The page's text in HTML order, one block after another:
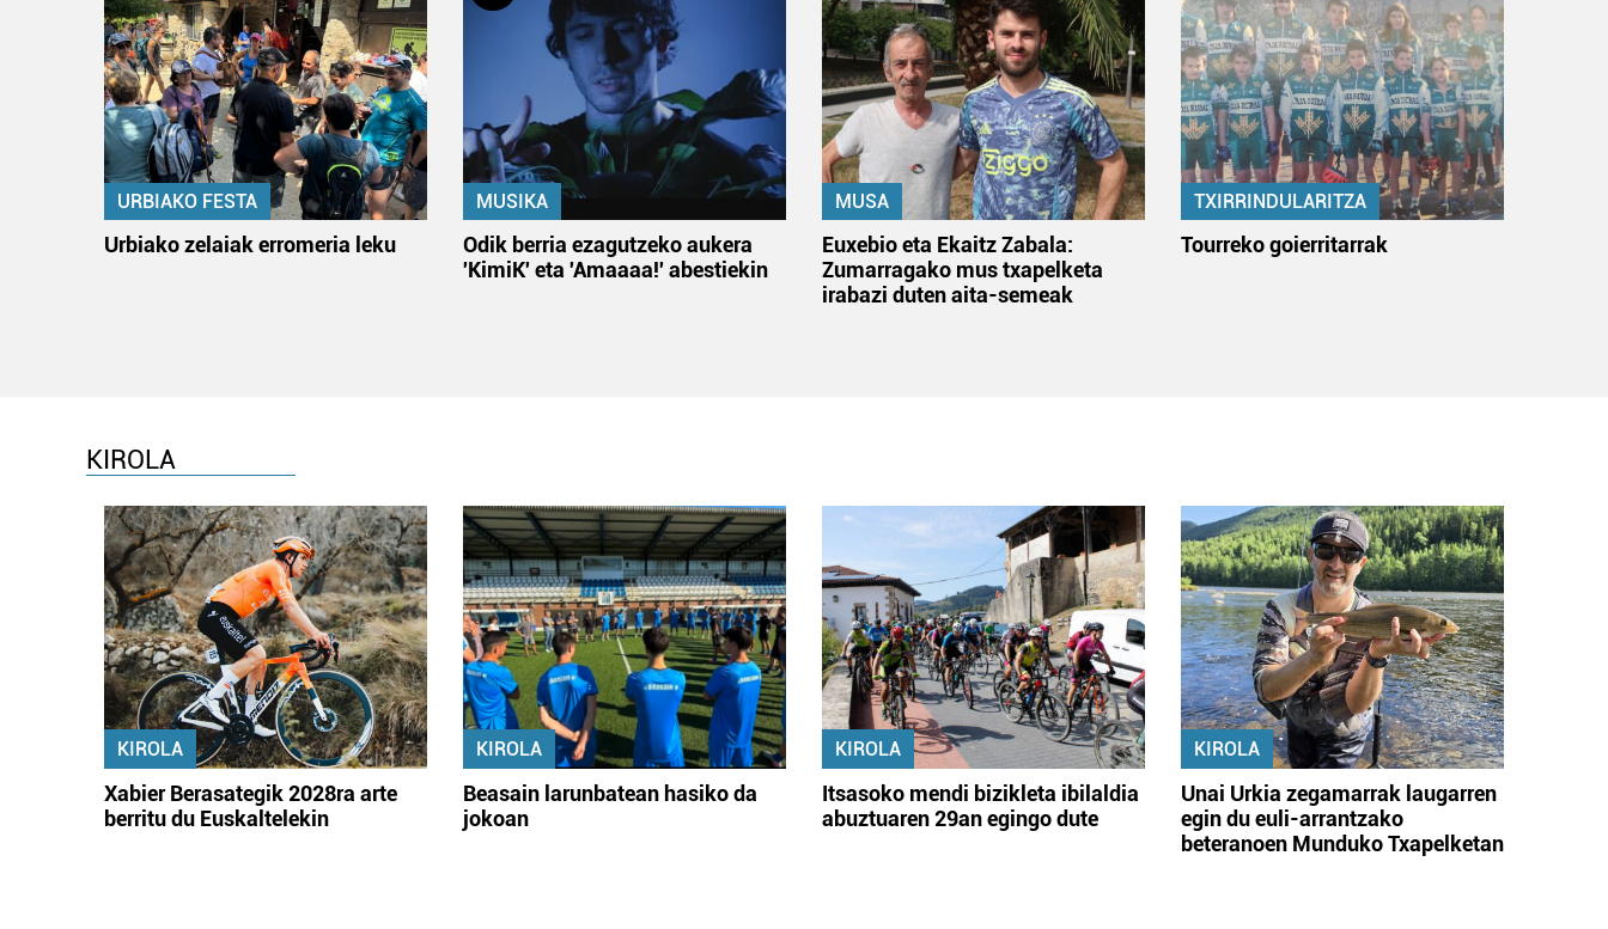
URBIAKO FESTA
Urbiako zelaiak erromeria leku
MUSIKA
Odik berria ezagutzeko aukera
'KimiK' eta 'Amaaaa!' abestiekin
MUSA
Euxebio eta Ekaitz Zabala:
Zumarragako mus txapelketa
irabazi duten aita-semeak
TXIRRINDULARITZA
Tourreko goierritarrak
KIROLA
KIROLA
Xabier Berasategik 2028ra arte
berritu du Euskaltelekin
KIROLA
Beasain larunbatean hasiko da
jokoan
KIROLA
Itsasoko mendi bizikleta ibilaldia
abuztuaren 29an egingo dute
KIROLA
Unai Urkia zegamarrak laugarren
egin du euli-arrantzako
beteranoen Munduko Txapelketan